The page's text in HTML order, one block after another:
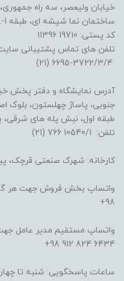
خیابان ولیعصر، سه راه جمهوری،
ساختمان نما شیشه ای، طبقه 1-.
کد پستی: 19710 11396
آدرس نمایشگاه و دفتر پخش
جنوبی، پاساژ چهلستون، بلوک
طبقه اول، نبش پله های شرقی،
تلفن: 10540/1 766 (21)
کارخانه: شهرک صنعتی قرچک، پیشرفت
98+
واتساپ مستقیم مدیر عامل
6434 824 912 98+
ساعات پاسخگویی: شنبه تا چهارشنبه 9 الی 17 - پنج